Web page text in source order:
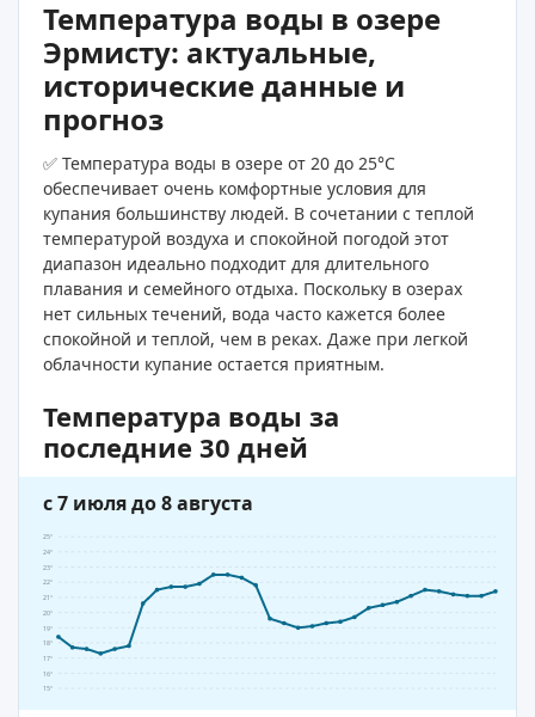
Температура воды в озере
Эрмисту: актуальные,
исторические данные и
прогноз
✅ Температура воды в озере от 20 до 25°C
обеспечивает очень комфортные условия для
купания большинству людей. В сочетании с теплой
температурой воздуха и спокойной погодой этот
диапазон идеально подходит для длительного
плавания и семейного отдыха. Поскольку в озерах
нет сильных течений, вода часто кажется более
спокойной и теплой, чем в реках. Даже при легкой
облачности купание остается приятным.
Температура воды за
последние 30 дней
с 7 июля до 8 августа
15°
16°
17°
18°
19°
20°
21°
22°
23°
24°
25°